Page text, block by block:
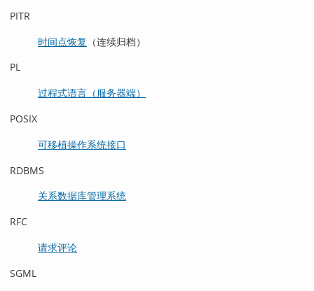
PITR
时间点恢复 （连续归档）
PL
过程式语言（服务器端）
POSIX
可移植操作系统接口
RDBMS
关系数据库管理系统
RFC
请求评论
SGML